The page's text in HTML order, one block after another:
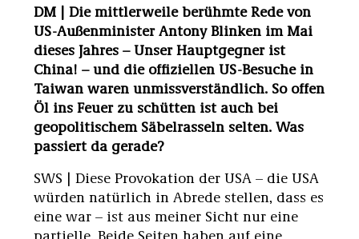
DM | Die mittlerweile berühmte Rede von
US-Außenminister Antony Blinken im Mai
dieses Jahres – Unser Hauptgegner ist
China! – und die offiziellen US-Besuche in
Taiwan waren unmissverständlich. So offen
Öl ins Feuer zu schütten ist auch bei
geopolitischem Säbelrasseln selten. Was
passiert da gerade?
SWS | Diese Provokation der USA – die USA
würden natürlich in Abrede stellen, dass es
eine war – ist aus meiner Sicht nur eine
partielle. Beide Seiten haben auf eine